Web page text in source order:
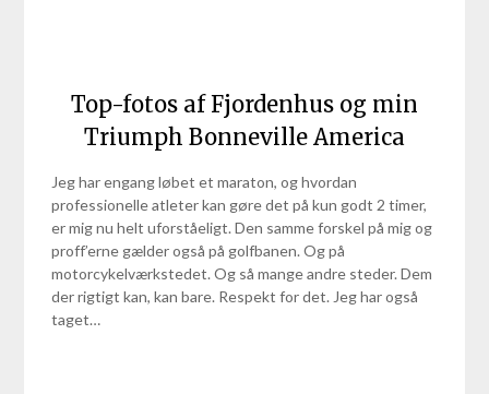
Top-fotos af Fjordenhus og min
Triumph Bonneville America
Jeg har engang løbet et maraton, og hvordan
professionelle atleter kan gøre det på kun godt 2 timer,
er mig nu helt uforståeligt. Den samme forskel på mig og
proff’erne gælder også på golfbanen. Og på
motorcykelværkstedet. Og så mange andre steder. Dem
der rigtigt kan, kan bare. Respekt for det. Jeg har også
taget…